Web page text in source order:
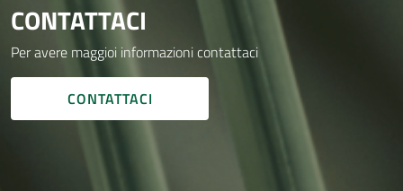
CONTATTACI
Per avere maggioi informazioni contattaci
CONTATTACI